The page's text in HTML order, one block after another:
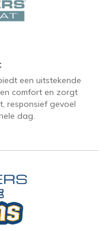
een uitstekende
comfort en zorgt
responsief gevoel
dag.